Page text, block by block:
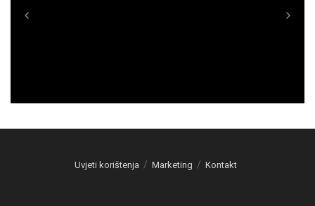
Uvjeti korištenja Marketing Kontakt